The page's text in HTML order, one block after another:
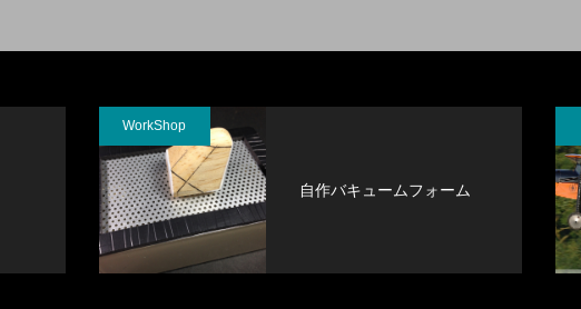
WorkShop
自作バキュームフォーム